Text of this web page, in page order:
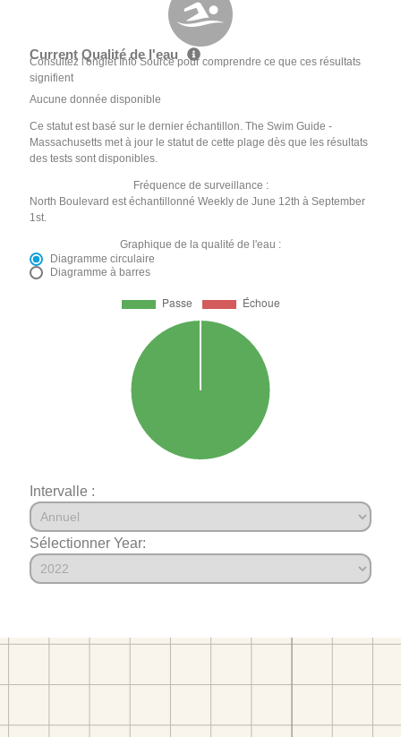
Current Qualité de l'eau
Consultez l'onglet Info Source pour comprendre ce que ces résultats
signifient
Aucune donnée disponible
Ce statut est basé sur le dernier échantillon. The Swim Guide -
Massachusetts met à jour le statut de cette plage dès que les résultats
des tests sont disponibles.
Fréquence de surveillance :
North Boulevard est échantillonné Weekly de June 12th à September
1st.
Graphique de la qualité de l'eau :
Diagramme circulaire
Diagramme à barres
Intervalle :
Sélectionner Year: